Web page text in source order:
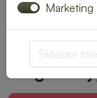
Met een
genieten van
Mogen
Marketing
Selectie